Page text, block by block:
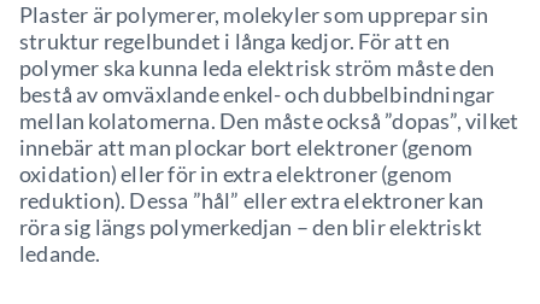
Plaster är polymerer, molekyler som upprepar sin
struktur regelbundet i långa kedjor. För att en
polymer ska kunna leda elektrisk ström måste den
bestå av omväxlande enkel- och dubbelbindningar
mellan kolatomerna. Den måste också ”dopas”, vilket
innebär att man plockar bort elektroner (genom
oxidation) eller för in extra elektroner (genom
reduktion). Dessa ”hål” eller extra elektroner kan
röra sig längs polymerkedjan – den blir elektriskt
ledande.